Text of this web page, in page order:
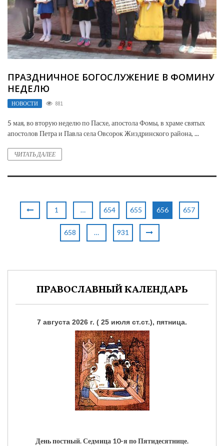
ПРАЗДНИЧНОЕ БОГОСЛУЖЕНИЕ В ФОМИНУ
НЕДЕЛЮ
НОВОСТИ 881
5 мая, во вторую неделю по Пасхе, апостола Фомы, в храме святых
апостолов Петра и Павла села Овсорок Жиздринского района, ...
ЧИТАТЬ ДАЛЕЕ
1 … 654 655 656 657
658 … 931
ПРАВОСЛАВНЫЙ КАЛЕНДАРЬ
7 августа 2026 г. ( 25 июля ст.ст.), пятница.
День постный.Седмица 10-я по Пятидесятнице.